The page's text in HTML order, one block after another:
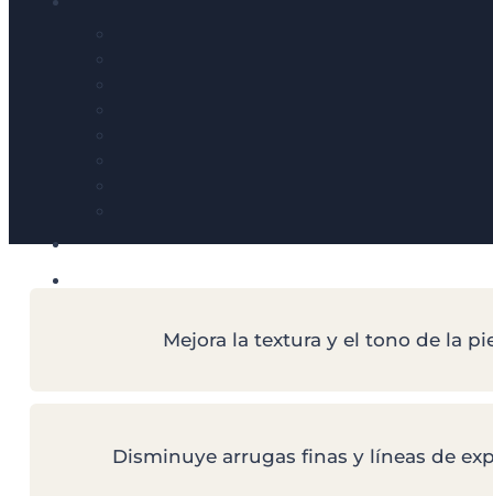
Mejora la textura y el tono de la
Disminuye arrugas finas y líneas de